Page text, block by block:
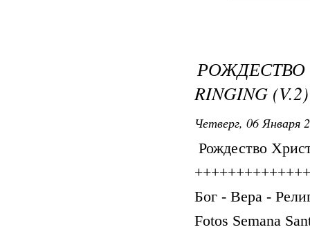
RINGING
Четверг, 06 Января
Рождество
Бог - Вера -
Fotos Semana